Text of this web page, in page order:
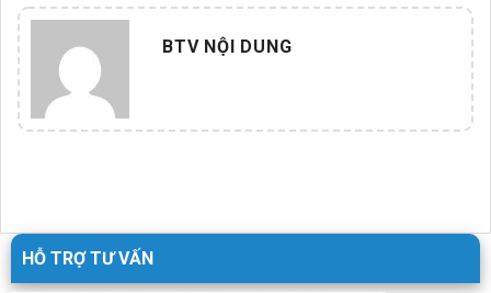
BTV NỘI DUNG
HỖ TRỢ TƯ VẤN